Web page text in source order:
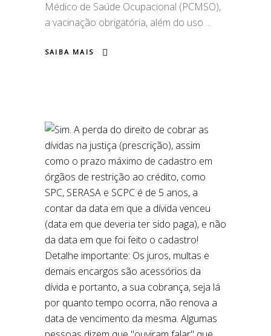
Médico de Saúde Ocupacional (PCMSO),
a vacinação obrigatória, além do uso
SAIBA MAIS